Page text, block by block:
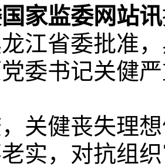
家监委网站讯
江省委批准
委书记关健
健丧失理想
实，对抗组